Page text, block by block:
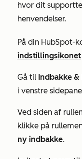
hvor dit
henvendelser.
På din HubSpot-
indstillingsikonet
Gå til Indbakke
i venstre
Ved siden af
klikke på
ny indbakke.